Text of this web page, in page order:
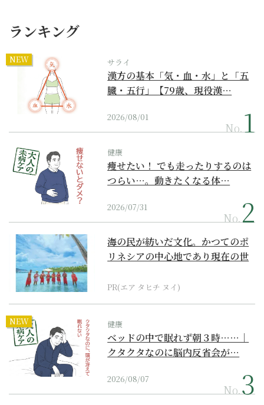
ランキング
NEW サライ
漢方の基本「気・血・水」と「五
臓・五行」【79歳、現役漢…
2026/08/01
No.
健康
痩せたい！ でも走ったりするのは
つらい…。動きたくなる体…
2026/07/31
No.
海の民が紡いだ文化。かつてのポ
リネシアの中心地であり現在の世
PR(エア タヒチ ヌイ)
NEW 健康
ベッドの中で眠れず朝３時……｜
クタクタなのに脳内反省会が…
2026/08/07
No.